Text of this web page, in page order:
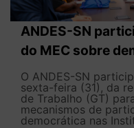
ANDES-SN
do MEC sobre
O ANDES-SN
sexta-feira (31), da
de Trabalho (GT)
mecanismos de
democrática nas